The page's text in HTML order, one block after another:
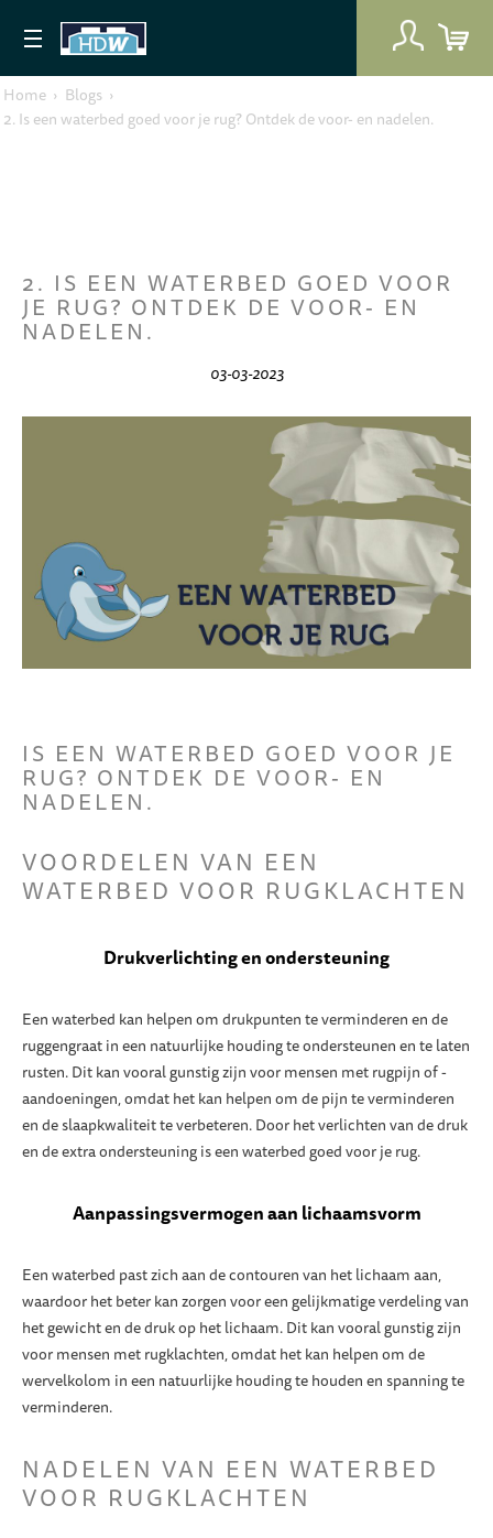
Home › Blogs ›
2. Is een waterbed goed voor je rug? Ontdek de voor- en nadelen.
2. IS EEN WATERBED GOED VOOR
JE RUG? ONTDEK DE VOOR- EN
NADELEN.
03-03-2023
IS EEN WATERBED GOED VOOR JE
RUG? ONTDEK DE VOOR- EN
NADELEN.
VOORDELEN VAN EEN
WATERBED VOOR RUGKLACHTEN
Drukverlichting en ondersteuning
Een waterbed kan helpen om drukpunten te verminderen en de
ruggengraat in een natuurlijke houding te ondersteunen en te laten
rusten. Dit kan vooral gunstig zijn voor mensen met rugpijn of -
aandoeningen, omdat het kan helpen om de pijn te verminderen
en de slaapkwaliteit te verbeteren. Door het verlichten van de druk
en de extra ondersteuning is een waterbed goed voor je rug.
Aanpassingsvermogen aan lichaamsvorm
Een waterbed past zich aan de contouren van het lichaam aan,
waardoor het beter kan zorgen voor een gelijkmatige verdeling van
het gewicht en de druk op het lichaam. Dit kan vooral gunstig zijn
voor mensen met rugklachten, omdat het kan helpen om de
wervelkolom in een natuurlijke houding te houden en spanning te
verminderen.
NADELEN VAN EEN WATERBED
VOOR RUGKLACHTEN